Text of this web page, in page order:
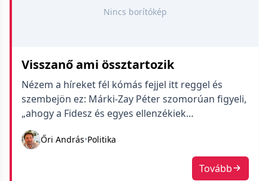
Nincs borítókép
Visszanő ami össztartozik
Nézem a híreket fél kómás fejjel itt reggel és
szembejön ez: Márki-Zay Péter szomorúan figyeli,
„ahogy a Fidesz és egyes ellenzékiek
együttműködnek annak érdekében, hogy
Magyarországon ne is legyen hiteles ellenzék”.
Továbbá azt mondja: „Ahogy küzdünk a bal- és
jobboldali korrupció ellen, úgy harcolunk a bal- és
Őri András•Politika
Tovább